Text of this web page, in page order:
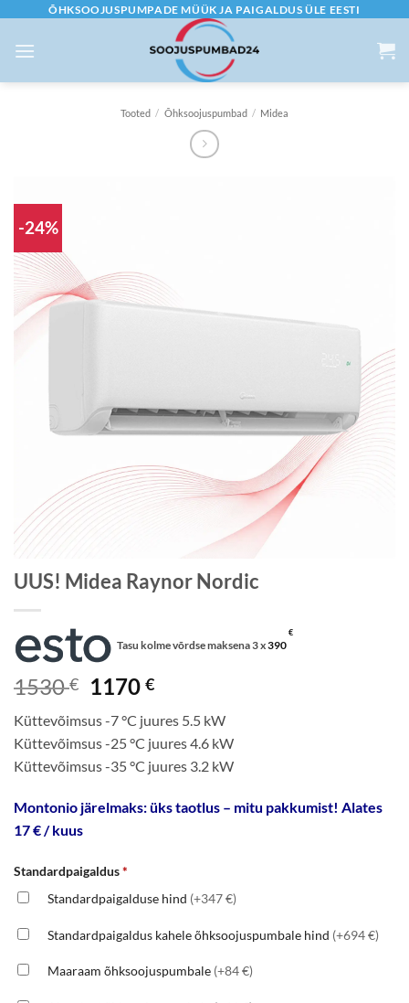
content
ÕHKSOOJUSPUMPADE MÜÜK JA PAIGALDUS ÜLE EESTI
Tooted / Õhksoojuspumbad / Midea
-24%
UUS! Midea Raynor Nordic
Tasu kolme võrdse maksena 3 x390
€
1530€
Algne
oli:
1530 €.
1170€Current
is:
1170 €.
Küttevõimsus -7 °C juures 5.5 kW
Küttevõimsus -25 °C juures 4.6 kW
Küttevõimsus -35 °C juures 3.2 kW
Montonio järelmaks: üks taotlus – mitu pakkumist! Alates
17 € / kuus
Standardpaigaldus*
Standardpaigalduse hind (+347 €)
Standardpaigaldus kahele õhksoojuspumbale hind (+694 €)
Maaraam õhksoojuspumbale (+84 €)